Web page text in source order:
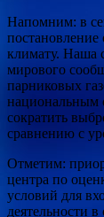
Напомним: в
климату. Наша
мирового
парниковых
национальным
сократить
сравнению с
Отметим:
центра по
условий для
деятельности